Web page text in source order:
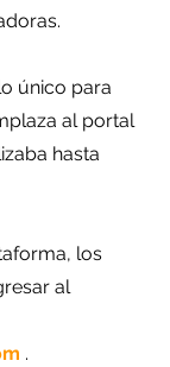
al portal
hasta
los
al
.